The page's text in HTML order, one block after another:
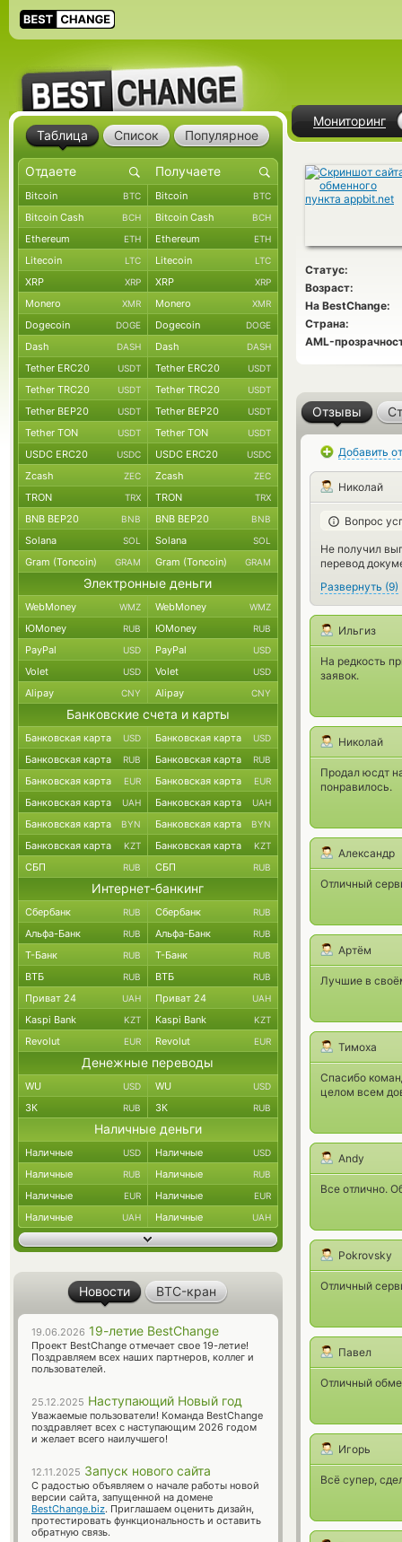
Мониторинг
Статус:
Возраст:
На BestChange:
Страна:
AML-
Отзывы
Добавить
Николай
Вопрос
Не получил
перевод
Развернуть (9)
Ильгиз
На редкость
заявок.
Николай
Продал юсдт
понравилось.
Александр
Отличный
Артём
Лучшие в
Тимоха
Спасибо
целом всем
Andy
Все отлично.
Pokrovsky
Отличный
Павел
Отличный
Игорь
Всё супер,
Таблица Список Популярное
Bitcoin BTC Bitcoin BTC
Bitcoin Cash BCH Bitcoin Cash BCH
Ethereum ETH Ethereum ETH
Litecoin LTC Litecoin LTC
XRP XRP XRP XRP
Monero XMR Monero XMR
Dogecoin DOGE Dogecoin DOGE
Dash DASH Dash DASH
Tether ERC20 USDT Tether ERC20 USDT
Tether TRC20 USDT Tether TRC20 USDT
Tether BEP20 USDT Tether BEP20 USDT
Tether TON USDT Tether TON USDT
USDC ERC20 USDC USDC ERC20 USDC
Zcash ZEC Zcash ZEC
TRON TRX TRON TRX
BNB BEP20 BNB BNB BEP20 BNB
Solana SOL Solana SOL
Gram (Toncoin) GRAM Gram (Toncoin) GRAM
Электронные деньги
WebMoney WMZ WebMoney WMZ
ЮMoney RUB ЮMoney RUB
PayPal USD PayPal USD
Volet USD Volet USD
Alipay CNY Alipay CNY
Банковские счета и карты
Банковская карта USD Банковская карта USD
Банковская карта RUB Банковская карта RUB
Банковская карта EUR Банковская карта EUR
Банковская карта UAH Банковская карта UAH
Банковская карта BYN Банковская карта BYN
Банковская карта KZT Банковская карта KZT
СБП RUB СБП RUB
Интернет-банкинг
Сбербанк RUB Сбербанк RUB
Альфа-Банк RUB Альфа-Банк RUB
Т-Банк RUB Т-Банк RUB
ВТБ RUB ВТБ RUB
Приват 24 UAH Приват 24 UAH
Kaspi Bank KZT Kaspi Bank KZT
Revolut EUR Revolut EUR
Денежные переводы
WU USD WU USD
ЗК RUB ЗК RUB
Наличные деньги
Наличные USD Наличные USD
Наличные RUB Наличные RUB
Наличные EUR Наличные EUR
Наличные UAH Наличные UAH
Новости BTC-кран
19.06.2026 19-летие BestChange
Проект BestChange отмечает свое 19-летие!
Поздравляем всех наших партнеров, коллег и
пользователей.
25.12.2025 Наступающий Новый год
Уважаемые пользователи! Команда BestChange
поздравляет всех с наступающим 2026 годом
и желает всего наилучшего!
12.11.2025 Запуск нового сайта
С радостью объявляем о начале работы новой
версии сайта, запущенной на домене
BestChange.biz. Приглашаем оценить дизайн,
протестировать функциональность и оставить
обратную связь.